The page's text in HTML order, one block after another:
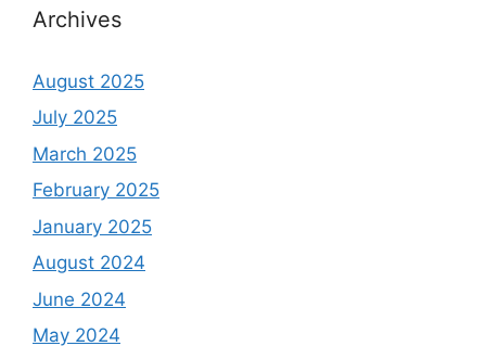
Archives
August 2025
July 2025
March 2025
February 2025
January 2025
August 2024
June 2024
May 2024